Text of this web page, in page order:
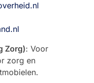
Zorg): Voor
zorg en